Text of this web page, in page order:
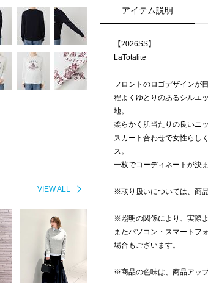
VIEW ALL
アイテム説明
【2026SS】
LaTotalite
フロントのロゴデザインが
程よくゆとりのあるシルエ
地。
柔らかく肌当たりの良いニ
スカート合わせで女性らし
ス。
一枚でコーディネートが決
※取り扱いについては、商
※照明の関係により、実際
またパソコン・スマートフ
場合もございます。
※商品の色味は、商品アッ